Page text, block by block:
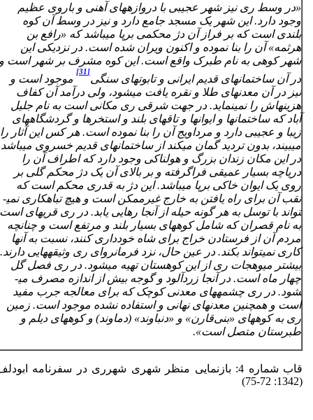
«در وسط ری نیز شهر عجیبی با دروازه­های آهنی و باروی عظیم
وجود دارد. این شهر یک مسجد جامع دارد و نیز در وسط آن کوه
بلندی است که بر فراز آن دژ محکمی برپا می­باشد که «رافع بن
هرثمه» آن را بنا نموده و اکنون ویران شده است. در نزدیکی این
شهر کوهی به نام طبرک واقع است. این کوه مشرف بر شهر است
در آن ساختمان­های قدیم ایرانی و تابوت­های سنگی
[31]
موجود است و
نیز در آن معدن­های طلا و نقره یافت می­شود، ولی درآمد آن کفاف
هزینه­اش را نمی­نماید. در جهت شرقی ری مکانی است به نام جلیل
آباد که ساختمان­ها و ایوان­ها و تاق­های بلند و استخرها و گردشگاه­های
زیبا و عجیبی دارد و مرداویج آن را بنا نموده است. هر کس این آثار را
می­بیند، بدون تردید گمان می­کند از ساختمان­های قدیم خسروی
در این مکان زندان بزرگ و هولناکی وجود دارد که اطراف آن را
دریاچه بسیار عمیقی فراگرفته و بر بالای آن یک دژ محکم گلی بر
روی یک ایوان خاکی برپا می­باشد. این دژ به قدری محکم است که
نقب آن برای راه یافتن به خارج غیرممکن است و هیچ تباهکاری نمی­
تواند با توسل به هر گونه حیله از آنجا رهایی یابد. در ری قریه­ای است
به نام قصران که شامل کوه­های بسیار بلند و مرتفع است و چنانچه
مردم آن از فرستادن خراج برای شاه خودداری کنند، نسبت به آنها
کاری نمی­تواند بکند. در عین حال، نزد فرمانروای ری وثیقه­هایی دارند.
بیشتر میوه­جات ری از این کوهستان تهیه می­شود. در ری فصل گل
چهار ماه است. در آنجا زردآلود و گوجه بیش از اندازه مصرف می­
شود. در ری چشمه­های معدنی کوچک که برای معالجه جرب مفید
است و همچنین معدن­های نهانی و استفاده نشده موجود است. زمین
ری به کوه­های «بنیقارن» و «دنباوند» (دماوند) و کوه­های دیلم و
طبرستان متصل است».
قاب شماره 4: بازنمایی منظر شهری شهرری در سفرنامه
(1342: 72-75)